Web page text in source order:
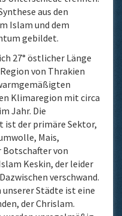
aus den
Islam und dem
gebildet.
27° östlicher Länge
von Thrakien
Klimaregion mit circa
Jahr. Die
ist der primäre Sektor,
Mais,
Botschafter von
Keskin, der leider
verschwand.
unserer Städte ist eine
der Chrislam.